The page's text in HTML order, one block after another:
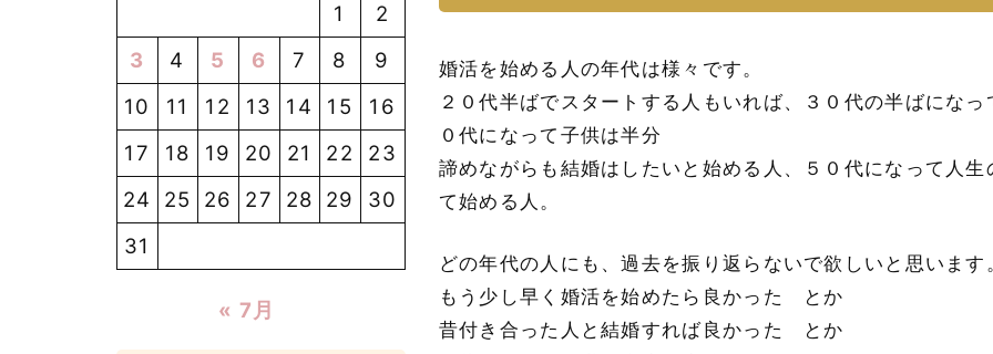
婚活を始める人の年代は様々です。
２０代半ばでスタートする人もいれば、３０代の半ばにな
０代になって子供は半分
諦めながらも結婚はしたいと始める人、５０代になって人
て始める人。
どの年代の人にも、過去を振り返らないで欲しいと思います
もう少し早く婚活を始めたら良かった とか
昔付き合った人と結婚すれば良かった とか
1
2
3
4 5 6 7 8
9
10
11 12 13 14 15
16
17
18 19 20 21 22
23
24
25 26 27 28 29
30
31
« 7月